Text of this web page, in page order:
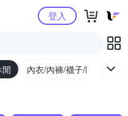
購物中心登入
內衣/內褲/襪子/睡衣